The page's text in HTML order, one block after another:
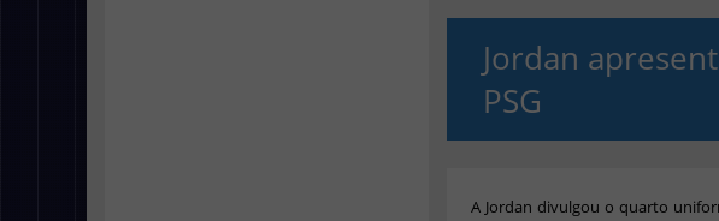
Jordan
PSG
A Jordan divulgou o quarto